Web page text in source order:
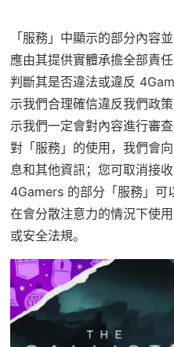
「服務」中顯示的部分內容
應由其提供實體承擔全部責
判斷其是否違法或違反
示我們合理確信違反我們政
示我們一定會對內容進行審
對「服務」的使用，我們會
息和其他資訊；您可取消接收
4Gamers 的部分「服務」可
在會分散注意力的情況下使
或安全法規。